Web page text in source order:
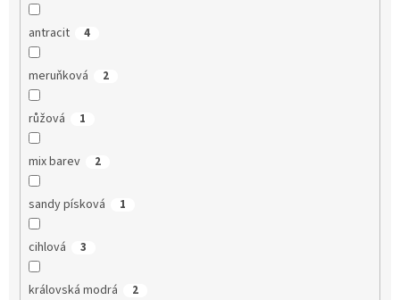
antracit 4
meruňková 2
růžová 1
mix barev 2
sandy písková 1
cihlová 3
královská modrá 2